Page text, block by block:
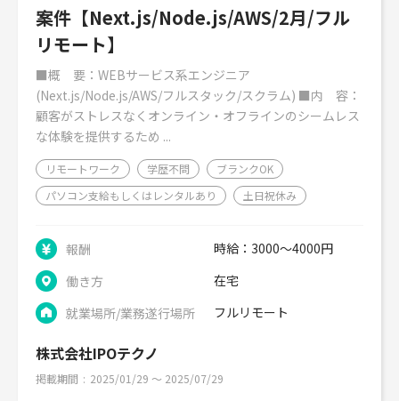
案件【Next.js/Node.js/AWS/2月/フル
リモート】
■概 要：WEBサービス系エンジニア
(Next.js/Node.js/AWS/フルスタック/スクラム) ■内 容：
顧客がストレスなくオンライン・オフラインのシームレス
な体験を提供するため ...
リモートワーク 学歴不問
ブランクOK
パソコン支給もしくはレンタルあり
土日祝休み
報酬
時給：3000～4000円
働き方
在宅
就業場所/業務遂行場所
フルリモート
株式会社IPOテクノ
掲載期間 2025/01/29 〜 2025/07/29